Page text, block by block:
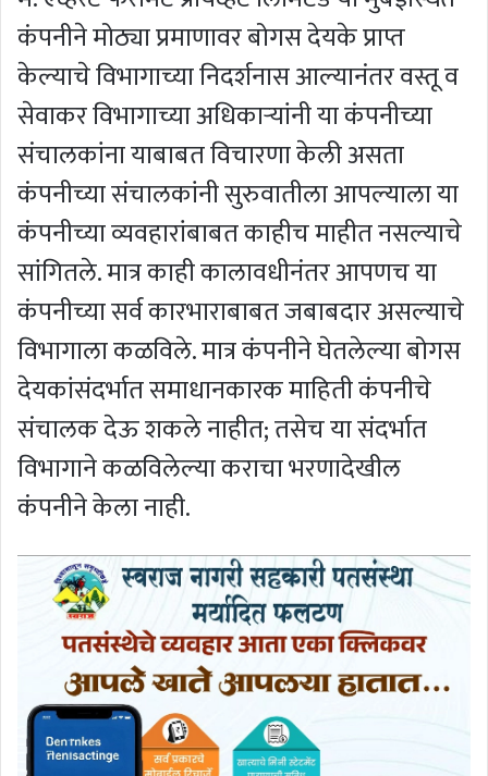
कंपनीने मोठ्या प्रमाणावर बोगस देयके प्राप्त
केल्याचे विभागाच्या निदर्शनास आल्यानंतर वस्तू व
सेवाकर विभागाच्या अधिकाऱ्यांनी या कंपनीच्या
संचालकांना याबाबत विचारणा केली असता
कंपनीच्या संचालकांनी सुरुवातीला आपल्याला या
कंपनीच्या व्यवहारांबाबत काहीच माहीत नसल्याचे
सांगितले. मात्र काही कालावधीनंतर आपणच या
कंपनीच्या सर्व कारभाराबाबत जबाबदार असल्याचे
विभागाला कळविले. मात्र कंपनीने घेतलेल्या बोगस
देयकांसंदर्भात समाधानकारक माहिती कंपनीचे
संचालक देऊ शकले नाहीत; तसेच या संदर्भात
विभागाने कळविलेल्या कराचा भरणादेखील
कंपनीने केला नाही.